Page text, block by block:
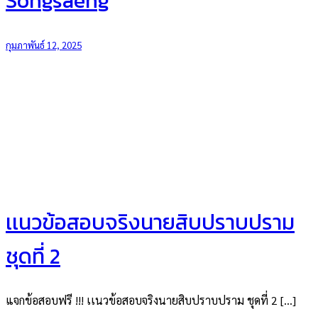
กุมภาพันธ์ 12, 2025
เเนวข้อสอบจริงนายสิบปราบปราม
ชุดที่ 2
แจกข้อสอบฟรี !!! เเนวข้อสอบจริงนายสิบปราบปราม ชุดที่ 2 […]